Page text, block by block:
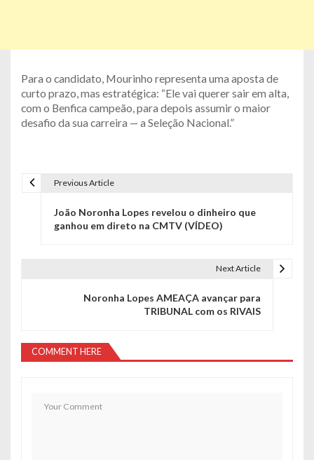
Para o candidato, Mourinho representa uma aposta de
curto prazo, mas estratégica: “Ele vai querer sair em alta,
com o Benfica campeão, para depois assumir o maior
desafio da sua carreira — a Seleção Nacional.”
ç
Previous Article
João Noronha Lopes revelou o dinheiro que
ganhou em direto na CMTV (VÍDEO)
Next Article
Noronha Lopes AMEAÇA avançar para
TRIBUNAL com os RIVAIS
COMMENT HERE